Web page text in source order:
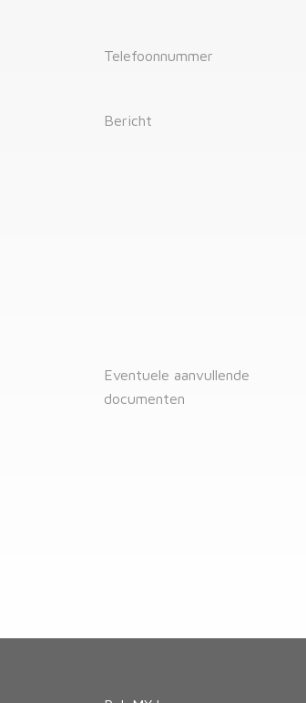
Telefoonnummer
Bericht
Eventuele aanvullende
documenten